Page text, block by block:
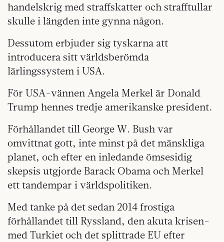
handelskrig med straffskatter och strafftullar
skulle i längden inte gynna någon.
Dessutom erbjuder sig tyskarna att
introducera sitt världsberömda
lärlingssystem i USA.
För USA-vännen Angela Merkel är Donald
Trump hennes tredje amerikanske president.
Förhållandet till George W. Bush var
omvittnat gott, inte minst på det mänskliga
planet, och efter en inledande ömsesidig
skepsis utgjorde Barack Obama och Merkel
ett tandempar i världspolitiken.
Med tanke på det sedan 2014 frostiga
förhållandet till Ryssland, den akuta krisen-
med Turkiet och det splittrade EU efter